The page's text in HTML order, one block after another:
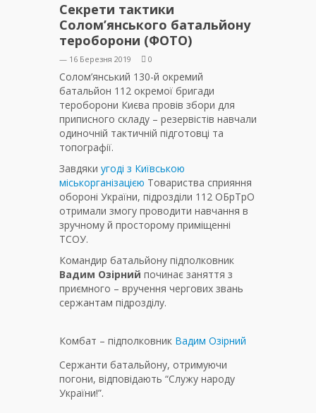
Секрети тактики
Солом’янського батальйону
тероборони (ФОТО)
— 16 Березня 2019 0
Солом’янський 130-й окремий
батальйон 112 окремої бригади
тероборони Києва провів збори для
приписного складу – резервістів навчали
одиночній тактичній підготовці та
топографії.
Завдяки угоді з Київською
міськорганізацією Товариства сприяння
обороні України, підрозділи 112 ОБрТрО
отримали змогу проводити навчання в
зручному й просторому приміщенні
ТСОУ.
Командир батальйону підполковник
Вадим Озірний починає заняття з
приємного – вручення чергових звань
сержантам підрозділу.
Комбат – підполковник Вадим Озірний
Сержанти батальйону, отримуючи
погони, відповідають “Служу народу
України!”.